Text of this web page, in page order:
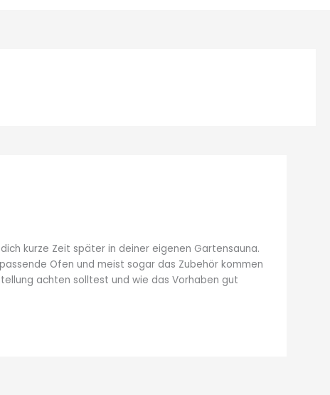
kurze Zeit später in deiner eigenen Gartensauna.
Ofen und meist sogar das Zubehör kommen
achten solltest und wie das Vorhaben gut